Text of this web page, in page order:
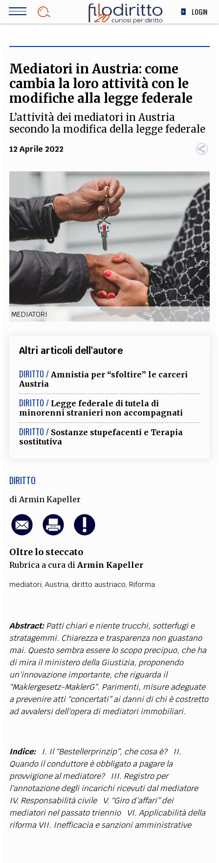
Salta
LOGIN
SOCIETÀ
MEDICINA
SCIENZA
STORIA E FILOSOFIA
INNOVAZIONE
ALTRO
TEAM
REDAZIONE COMITATO SCIENTIFICO AUTORI CURATORI
FOTOGRAFI PARTNER COLLABORA CON NOI
EXTRA
CODICI RUBRICHE LIBRI PROCEEDINGS CONTATTI
SOCIAL MEDIA
Mediatori in Austria: come
cambia la loro attività con le
modifiche alla legge federale
L’attività dei mediatori in Austria
secondo la modifica della legge federale
12 Aprile 2022
MEDIATORI
Altri articoli dell'autore
DIRITTO / Amnistia per “sfoltire” le carceri
Austria
DIRITTO / Legge federale di tutela di
minorenni stranieri non accompagnati
DIRITTO / Sostanze stupefacenti e Terapia
sostitutiva
DIRITTO
di Armin Kapeller
Oltre lo steccato
Rubrica a cura di Armin Kapeller
mediatori,Austria, diritto austriaco, Riforma
Abstract:Patti chiari e niente trucchi, sotterfugi e
stratagemmi. Chiarezza e trasparenza non guastano
mai. Questo sembra essere lo scopo precipuo, che ha
di mira il ministero della Giustizia, proponendo
un’innovazione importante, che riguarda il
“Maklergesetz-MaklerG”. Parimenti, misure adeguate
a prevenire atti “concertati” ai danni di chi è costretto
ad avvalersi dell’opera di mediatori immobiliari.
Indice: I. Il “Bestellerprinzip”, che cosa è?
II.
Quando il conduttore è obbligato a pagare la
provvigione al mediatore?
III. Registro per
l’annotazione degli incarichi ricevuti dal mediatore
IV. Responsabilità civile
V. “Giro d’affari” dei
mediatori nel passato triennio
VI. Applicabilità della
riforma VII. Inefficacia e sanzioni amministrative